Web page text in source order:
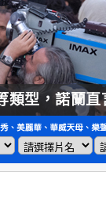
類型，諾蘭直